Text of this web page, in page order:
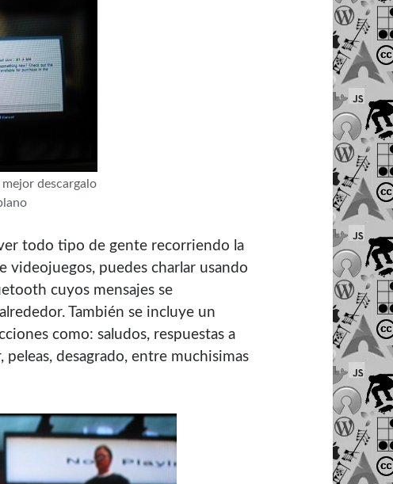
descargalo
todo tipo de gente recorriendo la
videojuegos, puedes charlar usando
cuyos mensajes se
También se incluye un
como: saludos, respuestas a
peleas, desagrado, entre muchisimas